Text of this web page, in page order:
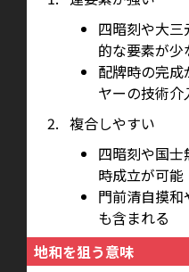
四暗刻や大
的な要素が少
配牌時の完
ヤーの技術
複合しやすい
四暗刻や国
時成立が可能
門前清自摸
も含まれる
地和を狙う意味